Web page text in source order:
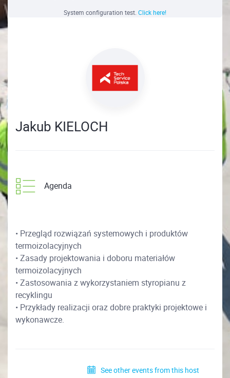
System configuration test. Click here!
Jakub KIELOCH
Agenda
• Przegląd rozwiązań systemowych i produktów
termoizolacyjnych
• Zasady projektowania i doboru materiałów
termoizolacyjnych
• Zastosowania z wykorzystaniem styropianu z
recyklingu
• Przykłady realizacji oraz dobre praktyki projektowe i
wykonawcze.
See other events from this host